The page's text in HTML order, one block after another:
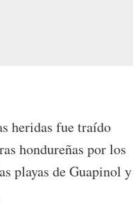
heridas fue traído
hondureñas por los
playas de Guapinol y